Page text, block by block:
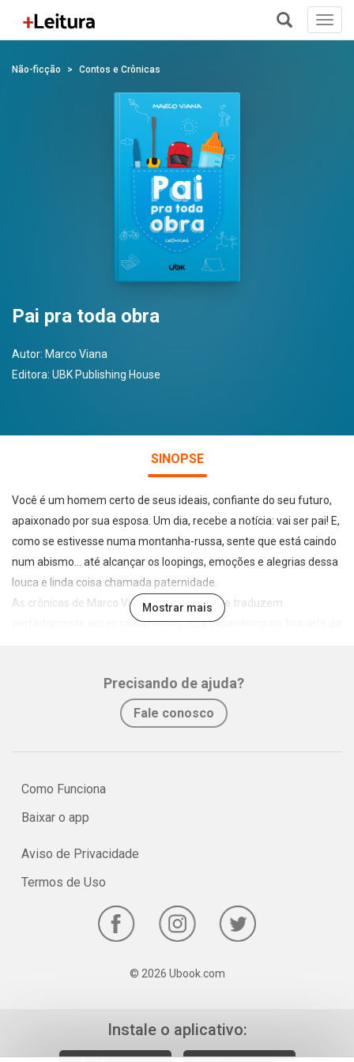
Não-ficção Contos e Crônicas
Pai pra toda obra
Autor: Marco Viana
Editora: UBK Publishing House
SINOPSE
Você é um homem certo de seus ideais, confiante do seu futuro,
apaixonado por sua esposa. Um dia, recebe a notícia: vai ser pai! E,
como se estivesse numa montanha-russa, sente que está caindo
num abismo... até alcançar os loopings, emoções e alegrias dessa
louca e linda coisa chamada paternidade.
As crônicas de Marco Viana são pérolas que traduzem
perfeitamente esses sentimentos. Sua experiência na fina arte da
Qualquer um pode ser pai. Mas amar incondicionalmente, cuidar
dos filhotes 24 horas, acompanhar nos momentos de chamego e
de choro, passar vergonha por eles e assistir a horas e horas de
Prefácio de Marcos Piangers, autor dos best-sellers "Papai é Pop",
Mostrar mais
Precisando de ajuda?
Fale conosco
Como Funciona
Baixar o app
Aviso de Privacidade
Termos de Uso
© 2026 Ubook.com
Instale o aplicativo: